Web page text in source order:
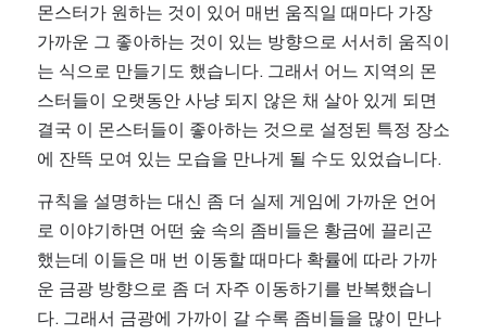
몬스터가 원하는 것이 있어 매번 움직일 때마다 가장
가까운 그 좋아하는 것이 있는 방향으로 서서히 움직이
는 식으로 만들기도 했습니다. 그래서 어느 지역의 몬
스터들이 오랫동안 사냥 되지 않은 채 살아 있게 되면
결국 이 몬스터들이 좋아하는 것으로 설정된 특정 장소
에 잔뜩 모여 있는 모습을 만나게 될 수도 있었습니다.
규칙을 설명하는 대신 좀 더 실제 게임에 가까운 언어
로 이야기하면 어떤 숲 속의 좀비들은 황금에 끌리곤
했는데 이들은 매 번 이동할 때마다 확률에 따라 가까
운 금광 방향으로 좀 더 자주 이동하기를 반복했습니
다. 그래서 금광에 가까이 갈 수록 좀비들을 많이 만나